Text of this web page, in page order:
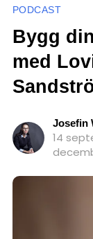
PODCAST
Bygg
med
Josefin
14